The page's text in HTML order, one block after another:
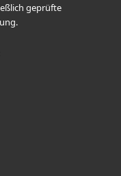
geprüfte